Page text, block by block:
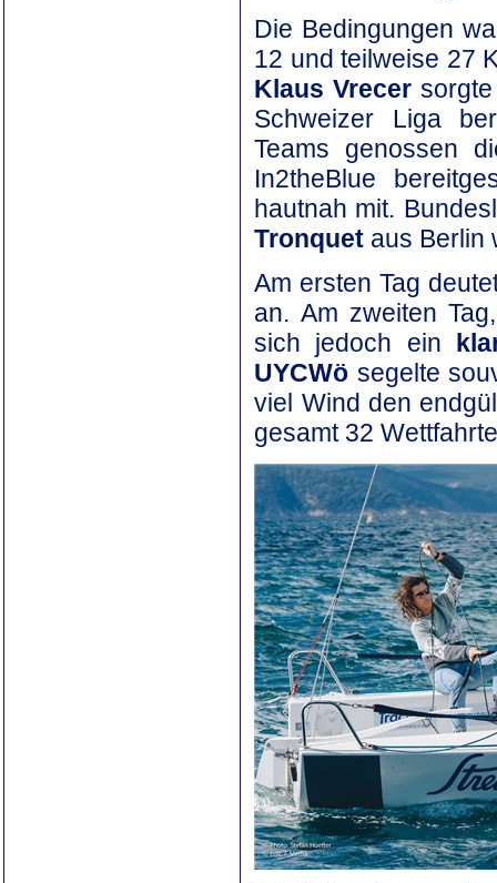
Die Bedingungen
12 und teilweise 27
Klaus Vrecer
Schweizer Liga
Teams genossen
In2theBlue
hautnah mit.
Tronquet aus Berlin
Am ersten Tag
an. Am zweiten
sich jedoch ein
UYCWö segelte
viel Wind den
gesamt 32